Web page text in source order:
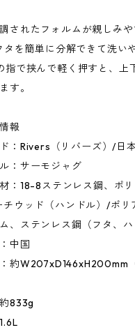
されたフォルムが親しみ
を簡単に分解できて洗い
指で挟んで軽く押すと、上
す。
報
：Rivers（リバーズ）/日
：サーモジャグ
：18-8ステンレス鋼、ポ
チウッド（ハンドル）/ポリ
、ステンレス鋼（フタ、ハ
中国
：約W207xD146xH200mm
833g